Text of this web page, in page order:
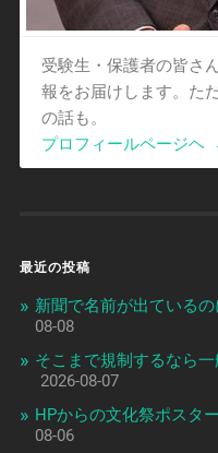
受験生・保護者の皆さ
報をお届けします。た
の話も。
プロフィールページヘ
最近の投稿
新聞で名前が出ている
08-08
そこまで規制するなら
2026-08-07
HPからの文化祭ポスタ
08-06